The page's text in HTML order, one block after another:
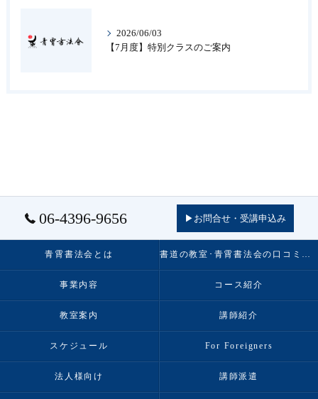
2026/06/03
【7月度】特別クラスのご案内
06-4396-9656 ▶お問合せ・受講申込み
青霄書法会とは 書道の教室･青霄書法会の口コミ情報
事業内容 コース紹介
教室案内 講師紹介
スケジュール For Foreigners
法人様向け 講師派遣